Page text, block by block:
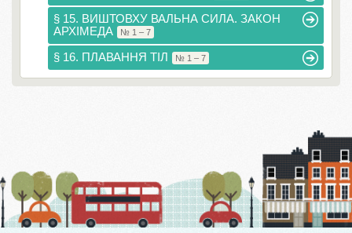
§ 15. ВИШТОВХУ ВАЛЬНА СИЛА. ЗАКОН
АРХІМЕДА
№ 1 – 7
§ 16. ПЛАВАННЯ ТІЛ № 1 – 7